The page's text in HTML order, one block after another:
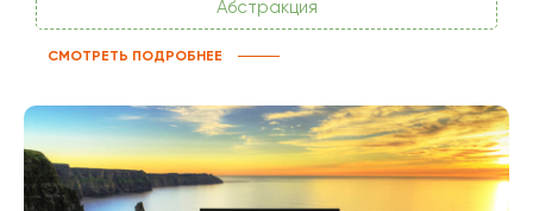
Абстракция
СМОТРЕТЬ ПОДРОБНЕЕ